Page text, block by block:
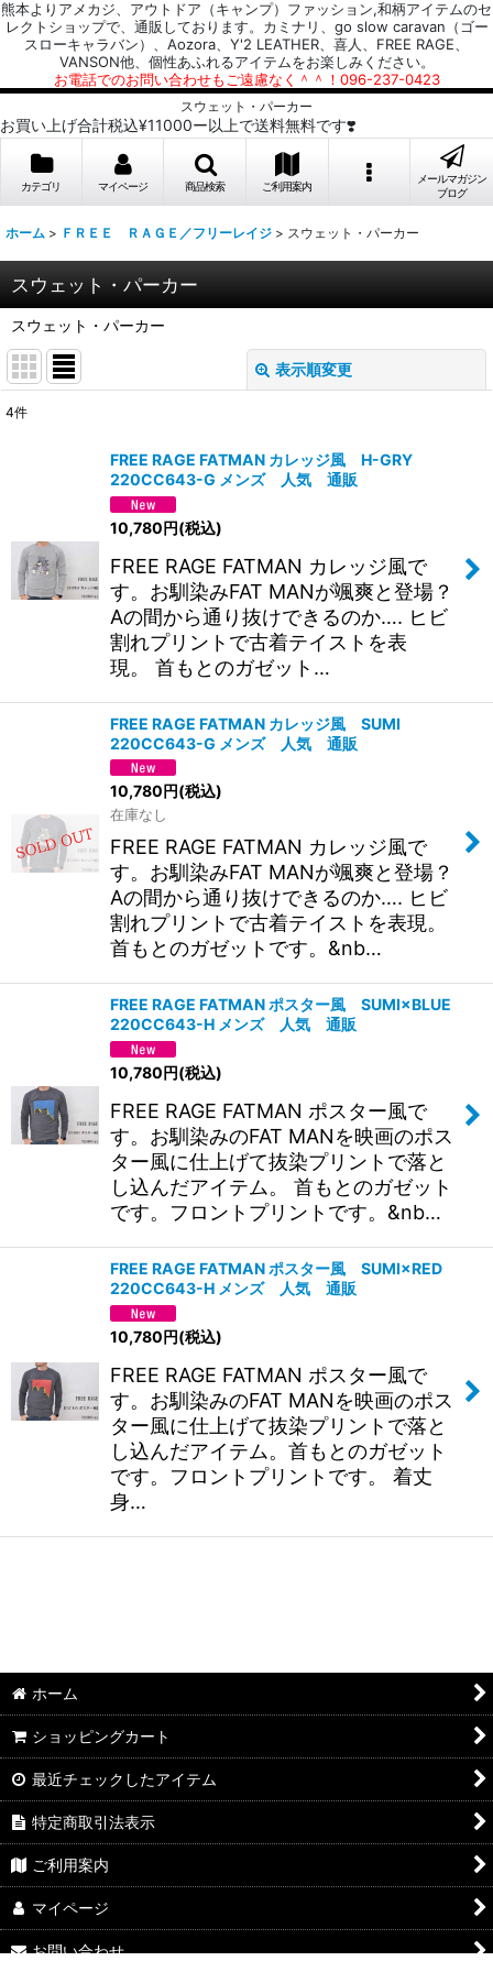
熊本よりアメカジ、アウトドア（キャンプ）ファッション,和柄アイテムのセ
レクトショップで、通販しております。カミナリ、go slow caravan（ゴー
スローキャラバン）、Aozora、Y'2 LEATHER、喜人、FREE RAGE、
VANSON他、個性あふれるアイテムをお楽しみください。
お電話でのお問い合わせもご遠慮なく＾＾！096-237-0423
スウェット・パーカー
お買い上げ合計税込¥11000ー以上で送料無料です❣️
カテゴリ マイページ 商品検索 ご利用案内
メールマガジン
ブログ
ホーム > ＦＲＥＥ ＲＡＧＥ／フリーレイジ > スウェット・パーカー
スウェット・パーカー
スウェット・パーカー
表示順変更
4件
FREE RAGE FATMAN カレッジ風 H-GRY
220CC643-G メンズ 人気 通販
10,780円(税込)
FREE RAGE FATMAN カレッジ風で
す。お馴染みFAT MANが颯爽と登場？
Aの間から通り抜けできるのか…. ヒビ
割れプリントで古着テイストを表
現。 首もとのガゼット…
FREE RAGE FATMAN カレッジ風 SUMI
220CC643-G メンズ 人気 通販
10,780円(税込)
在庫なし
FREE RAGE FATMAN カレッジ風で
す。お馴染みFAT MANが颯爽と登場？
Aの間から通り抜けできるのか…. ヒビ
割れプリントで古着テイストを表現。
首もとのガゼットです。&nb…
FREE RAGE FATMAN ポスター風 SUMI×BLUE
220CC643-H メンズ 人気 通販
10,780円(税込)
FREE RAGE FATMAN ポスター風で
す。お馴染みのFAT MANを映画のポス
ター風に仕上げて抜染プリントで落と
し込んだアイテム。 首もとのガゼット
です。フロントプリントです。&nb…
FREE RAGE FATMAN ポスター風 SUMI×RED
220CC643-H メンズ 人気 通販
10,780円(税込)
FREE RAGE FATMAN ポスター風で
す。お馴染みのFAT MANを映画のポス
ター風に仕上げて抜染プリントで落と
し込んだアイテム。首もとのガゼット
です。フロントプリントです。 着丈
身…
ホーム
ショッピングカート
最近チェックしたアイテム
特定商取引法表示
ご利用案内
マイページ
お問い合わせ